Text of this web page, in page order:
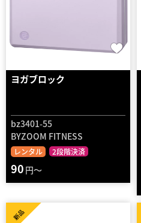
ヨガブロック
bz3401-55
BYZOOM FITNESS
レンタル 2段階決済
90 円～
新品